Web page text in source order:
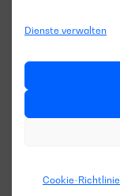
Dienste verwalten
Cookie-Richtlinie